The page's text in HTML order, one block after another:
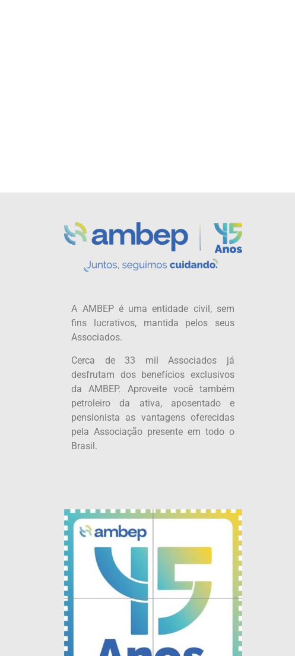
A AMBEP é uma entidade civil, sem
fins lucrativos, mantida pelos seus
Associados.
Cerca de 33 mil Associados já
desfrutam dos benefícios exclusivos
da AMBEP. Aproveite você também
petroleiro da ativa, aposentado e
pensionista as vantagens oferecidas
pela Associação presente em todo o
Brasil.